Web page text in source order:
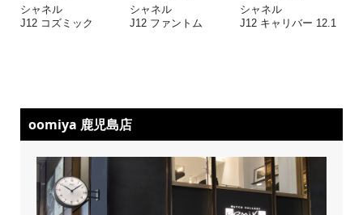
シャネル
J12 コズミック
シャネル
J12 ファントム
シャネル
J12 キャリバー 12.1
oomiya 鹿児島店